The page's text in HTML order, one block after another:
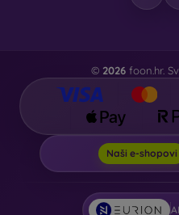
© 2026 foon.hr.
Naši e-shopovi